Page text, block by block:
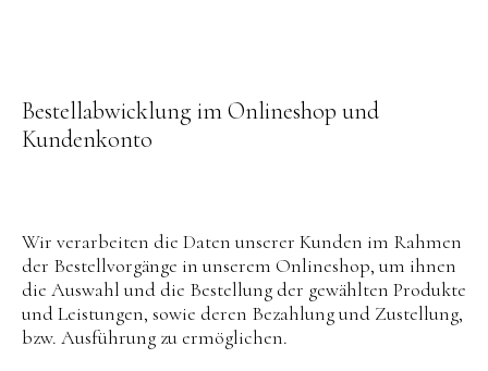
Bestellabwicklung im Onlineshop und
Kundenkonto
Wir verarbeiten die Daten unserer Kunden im Rahmen
der Bestellvorgänge in unserem Onlineshop, um ihnen
die Auswahl und die Bestellung der gewählten Produkte
und Leistungen, sowie deren Bezahlung und Zustellung,
bzw. Ausführung zu ermöglichen.